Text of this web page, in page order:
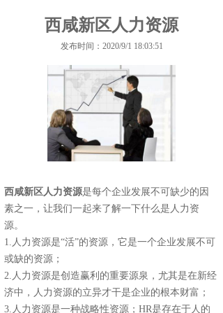
西咸新区人力资源
发布时间：2020/9/1 18:03:51
西咸新区人力资源是每个企业发展不可缺少的因
素之一，让我们一起来了解一下什么是人力资
源。
1.人力资源是“活”的资源，它是一个企业发展不可
或缺的资源；
2.人力资源是创造赢利的重要源泉，尤其是在新经
济中，人力资源的立异才干是企业的根本财富；
3.人力资源是一种战略性资源；HR是存在于人的